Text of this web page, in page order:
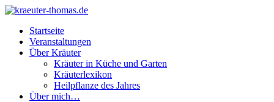
Startseite
Veranstaltungen
Über Kräuter
Kräuter in Küche und Garten
Kräuterlexikon
Heilpflanze des Jahres
Über mich…